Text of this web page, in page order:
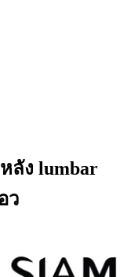
ลัง lumbar
ว